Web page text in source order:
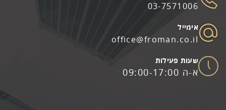
03-7571006
office@froman.co.il
א-ה 09:00-17:00